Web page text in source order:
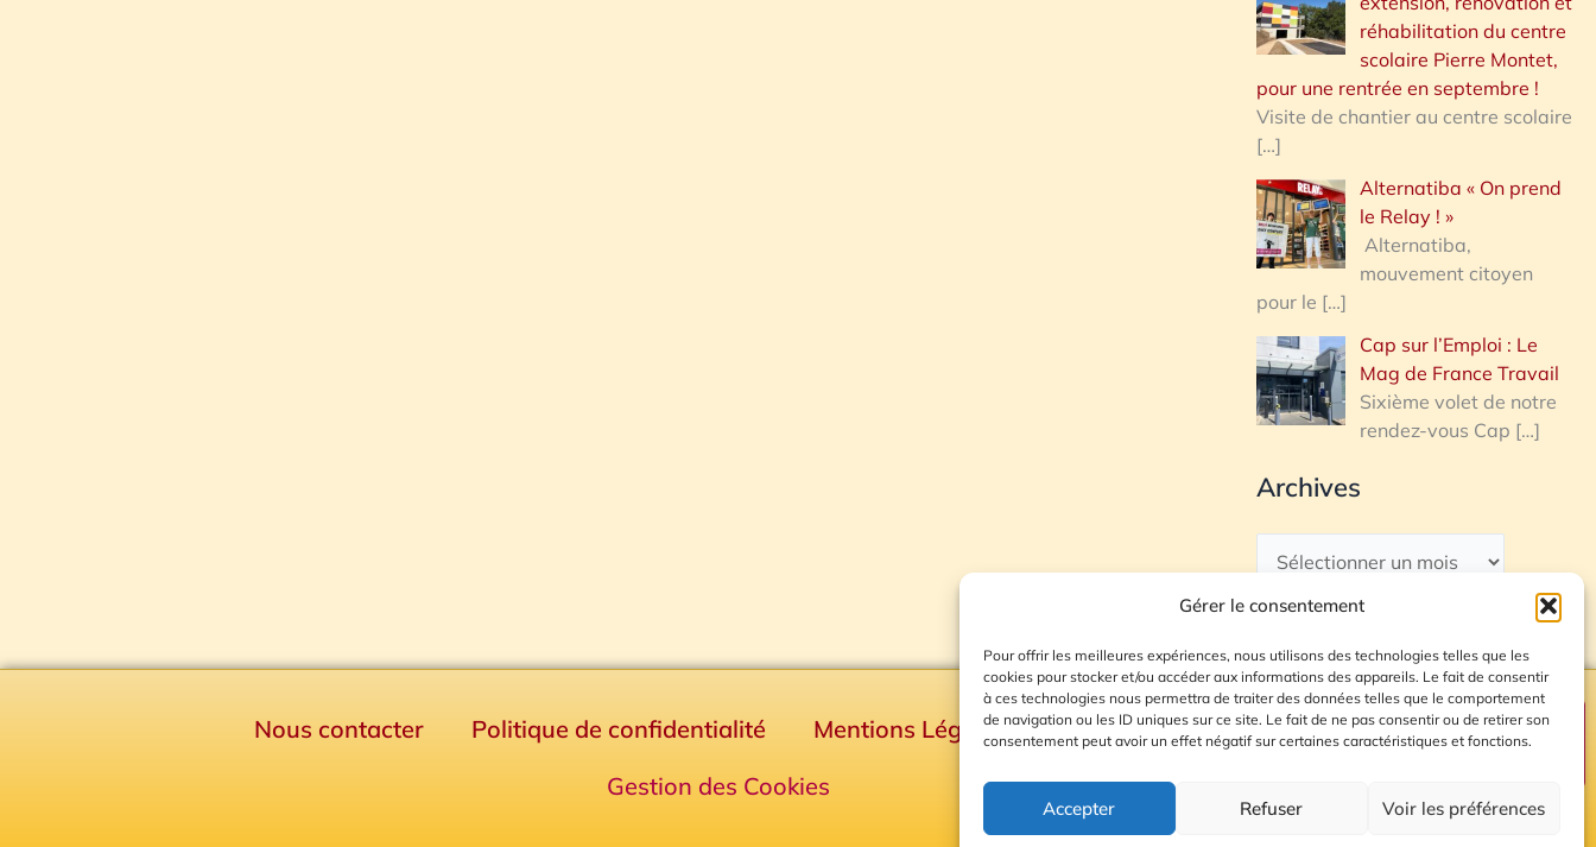
Gérer le consentement
Pour offrir les meilleures expériences, nous utilisons des technologies telles que les
cookies pour stocker et/ou accéder aux informations des appareils. Le fait de consentir
à ces technologies nous permettra de traiter des données telles que le comportement
de navigation ou les ID uniques sur ce site. Le fait de ne pas consentir ou de retirer son
consentement peut avoir un effet négatif sur certaines caractéristiques et fonctions.
Accepter Refuser Voir les préférences
réhabilitation du centre
scolaire Pierre Montet,
pour une rentrée en septembre !
Visite de chantier au centre scolaire
[…]
Alternatiba « On prend
le Relay ! »
Alternatiba,
mouvement citoyen
pour le […]
Cap sur l’Emploi : Le
Mag de France Travail
Sixième volet de notre
rendez-vous Cap […]
Archives
Nous contacter Politique de confidentialité Mentions Légales
Plan du site
Gestion des Cookies